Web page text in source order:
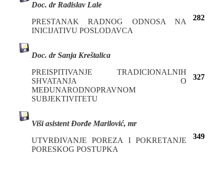
Doc. dr Radislav Lale
PRESTANAK RADNOG ODNOSA NA
INICIJATIVU POSLODAVCA
282
Doc. dr Sanja Kreštalica
PREISPITIVANJE TRADICIONALNIH
SHVATANJA O
MEĐUNARODNOPRAVNOM
SUBJEKTIVITETU
327
Viši asistent Đorđe Marilović, mr
UTVRĐIVANJE POREZA I POKRETANJE
PORESKOG POSTUPKA
349